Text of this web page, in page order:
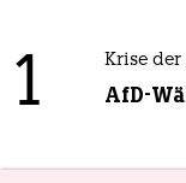
1 Krise der
AfD-